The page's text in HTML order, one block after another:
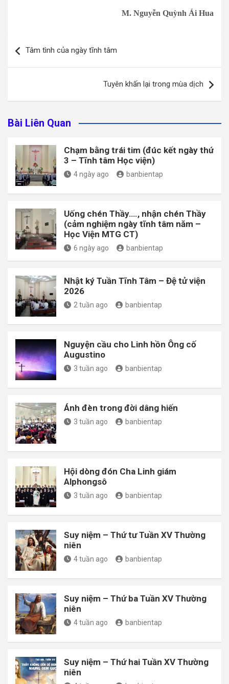
M. Nguyễn Quỳnh Ái Hua
hướng
Tâm tình của ngày tĩnh tâm
Tuyên khấn lại trong mùa dịch
Bài Liên Quan
Chạm bằng trái tim (đúc kết ngày thứ
3 – Tĩnh tâm Học viện)
4 ngày ago banbientap
Uống chén Thầy…., nhận chén Thầy
(cảm nghiệm ngày tĩnh tâm năm –
Học Viện MTG CT)
6 ngày ago banbientap
Nhật ký Tuần Tĩnh Tâm – Đệ tử viện
2026
2 tuần ago banbientap
Nguyện cầu cho Linh hồn Ông cố
Augustino
3 tuần ago banbientap
Ánh đèn trong đời dâng hiến
3 tuần ago banbientap
Hội dòng đón Cha Linh giám
Alphongsô
3 tuần ago banbientap
Suy niệm – Thứ tư Tuần XV Thường
niên
4 tuần ago banbientap
Suy niệm – Thứ ba Tuần XV Thường
niên
4 tuần ago banbientap
Suy niệm – Thứ hai Tuần XV Thường
niên